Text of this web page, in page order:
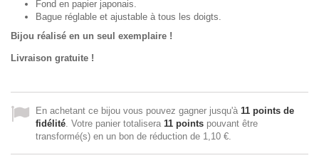
Fond en papier japonais.
Bague réglable et ajustable à tous les doigts.
Bijou réalisé en un seul exemplaire !
Livraison gratuite !
En achetant ce bijou vous pouvez gagner jusqu'à 11 points de
fidélité. Votre panier totalisera 11 points pouvant être
transformé(s) en un bon de réduction de 1,10 €.